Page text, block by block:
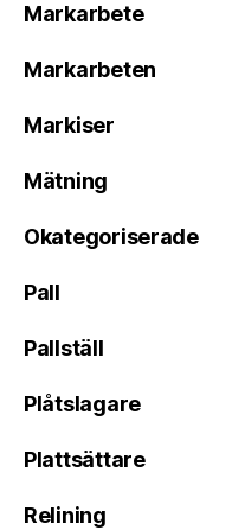
Markarbete
Markarbeten
Markiser
Mätning
Okategoriserade
Pall
Pallställ
Plåtslagare
Plattsättare
Relining